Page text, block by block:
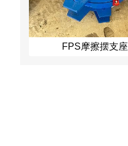
FPS摩擦摆支座